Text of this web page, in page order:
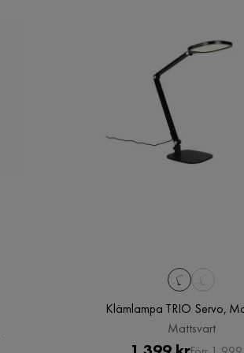
Klämlampa TRIO Servo,
Mattsvart